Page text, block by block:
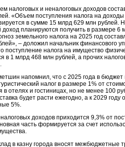
налоговых и неналоговых доходов
«Объем поступления налога на доходы
в сумме 15 млрд 629 млн рублей.
доход планируются получить в размере 6
земельного налога на 2025 год
– доложил начальник финансового
поступление налога на имущество
в 1 млрд 468 млн рублей, а прочих
напомнил, что с 2025 года в бюджет
налог в размере 1% от
в отелях и гостиницах, но не менее 100
будет расти ежегодно, а к 2029 году
5%.
доходов приходится 9,3% от
часть формируется за счет
в казну города вносят межбюджетные